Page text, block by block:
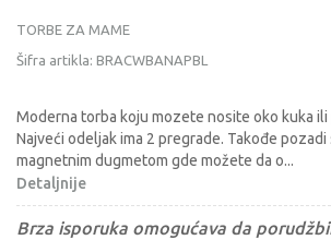
TORBE ZA MAME
Šifra artikla: BRACWBANAPBL
Moderna torba koju mozete nosite oko kuka ili
Najveći odeljak ima 2 pregrade. Takođe
magnetnim dugmetom gde možete da o...
Detaljnije
Brza isporuka omogućava da